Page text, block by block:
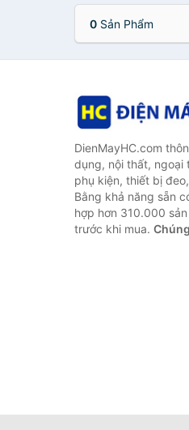
0 Sản Phẩm
DienMayHC.com
dụng, nội thất, ngoại
phụ kiện, thiết bị
Bằng khả năng sẵn
hợp hơn 310.000
trước khi mua.